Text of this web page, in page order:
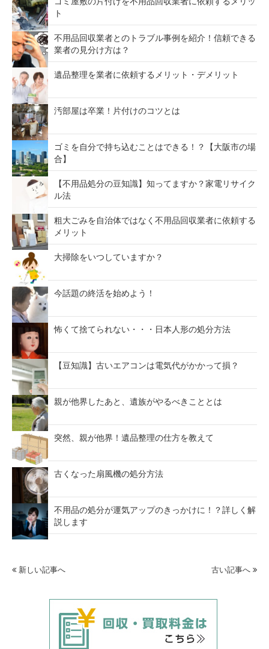
ト
不用品回収業者とのトラブル事例を紹介！信頼できる
業者の見分け方は？
遺品整理を業者に依頼するメリット・デメリット
汚部屋は卒業！片付けのコツとは
ゴミを自分で持ち込むことはできる！？【大阪市の場
合】
【不用品処分の豆知識】知ってますか？家電リサイク
ル法
粗大ごみを自治体ではなく不用品回収業者に依頼する
メリット
大掃除をいつしていますか？
今話題の終活を始めよう！
怖くて捨てられない・・・日本人形の処分方法
【豆知識】古いエアコンは電気代がかかって損？
親が他界したあと、遺族がやるべきこととは
突然、親が他界！遺品整理の仕方を教えて
古くなった扇風機の処分方法
不用品の処分が運気アップのきっかけに！？詳しく解
説します
新しい記事へ 古い記事へ